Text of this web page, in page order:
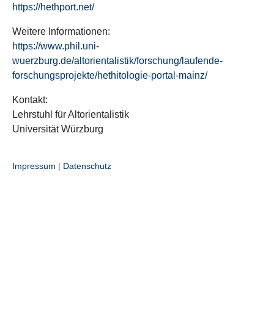
https://hethport.net/
Weitere Informationen:
https://www.phil.uni-
wuerzburg.de/altorientalistik/forschung/laufende-
forschungsprojekte/hethitologie-portal-mainz/
Kontakt:
Lehrstuhl für Altorientalistik
Universität Würzburg
Impressum | Datenschutz